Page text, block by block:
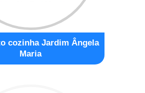
cozinha Jardim Ângela
Maria